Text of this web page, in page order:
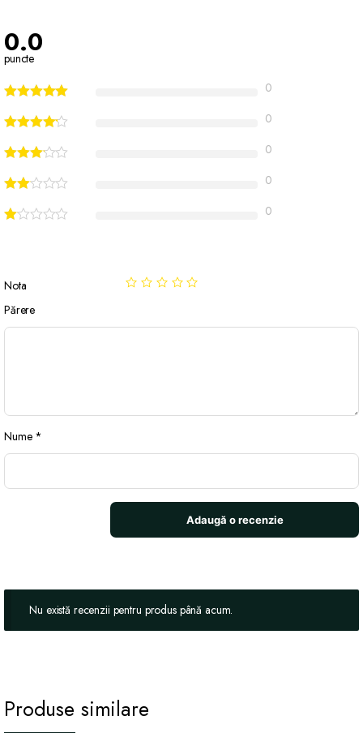
0.0
puncte
0
0
0
0
0
Nota
Părere
Nume *
Nu există recenzii pentru produs până acum.
Produse similare